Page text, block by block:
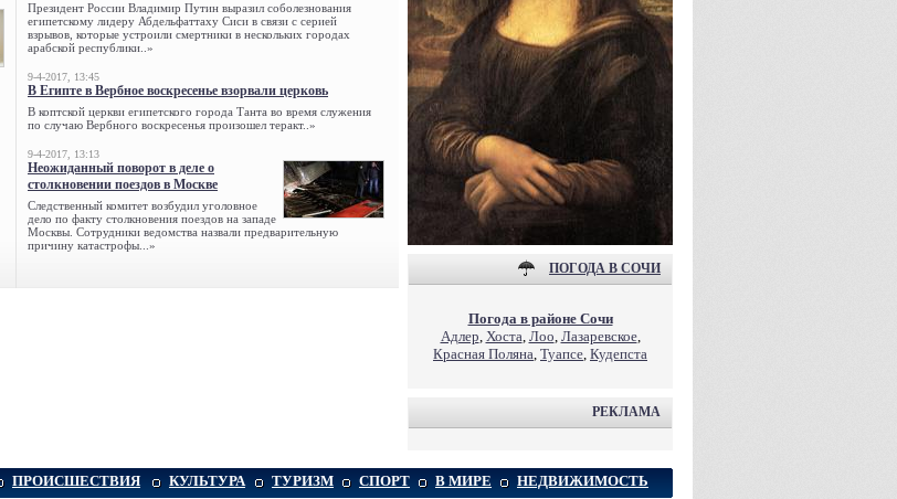
Президент России Владимир Путин выразил соболезнования
египетскому лидеру Абдельфаттаху Сиси в связи с серией
взрывов, которые устроили смертники в нескольких городах
арабской республики..»
9-4-2017, 13:45
В Египте в Вербное воскресенье взорвали церковь
В коптской церкви египетского города Танта во время служения
по случаю Вербного воскресенья произошел теракт..»
9-4-2017, 13:13
Неожиданный поворот в деле о
столкновении поездов в Москве
Следственный комитет возбудил уголовное
дело по факту столкновения поездов на западе
Москвы. Сотрудники ведомства назвали предварительную
причину катастрофы...»
ПОГОДА В СОЧИ
Погода в районе Сочи
Адлер, Хоста, Лоо, Лазаревское,
Красная Поляна, Туапсе, Кудепста
РЕКЛАМА
ПРОИСШЕСТВИЯ КУЛЬТУРА ТУРИЗМ СПОРТ В МИРЕ НЕДВИЖИМОСТЬ